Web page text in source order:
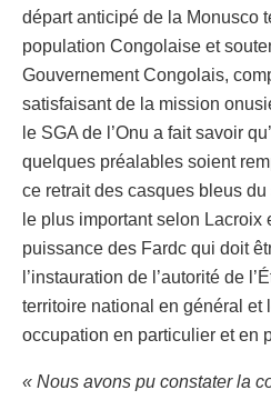
départ anticipé de la Monusco
population Congolaise et
Gouvernement Congolais,
satisfaisant de la mission
le SGA de l’Onu a fait savoir
quelques préalables soient
ce retrait des casques bleus
le plus important selon Lacroix
puissance des Fardc qui doit
l’instauration de l’autorité de
territoire national en général et
occupation en particulier et en
« Nous avons pu constater la